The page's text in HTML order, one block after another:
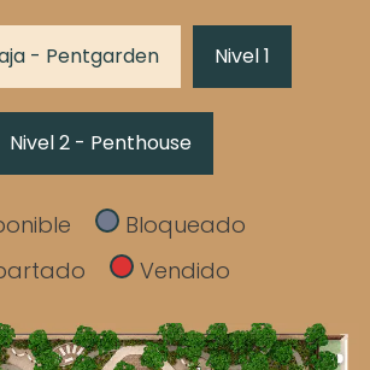
- Pentgarden Nivel 1
Nivel 2 - Penthouse
Bloqueado
Vendido